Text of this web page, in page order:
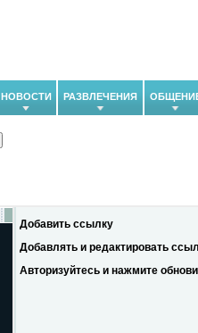
НОВОСТИ РАЗВЛЕЧЕНИЯ
Добавить ссылку
Добавлять и редактировать
Авторизуйтесь и нажмите